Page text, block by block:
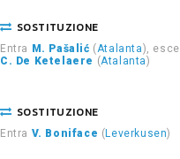
SOSTITUZIONE
Entra M. Pašalić (Atalanta), esce
C. De Ketelaere (Atalanta)
SOSTITUZIONE
Entra V. Boniface ( Leverkusen)